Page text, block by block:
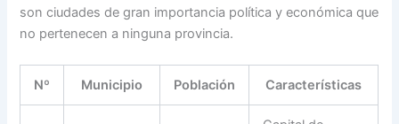
son ciudades de gran importancia política y económica que
no pertenecen a ninguna provincia.
Nº Municipio Población Características